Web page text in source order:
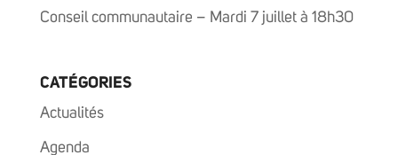
Conseil communautaire – Mardi 7 juillet à 18h30
CATÉGORIES
Actualités
Agenda